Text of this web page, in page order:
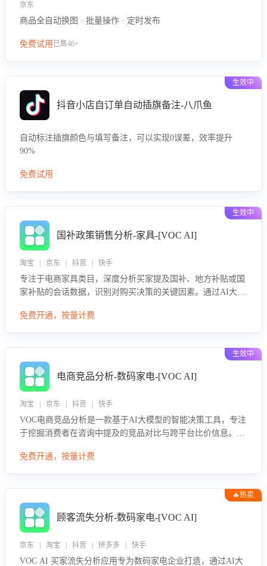
京东
商品全自动换图 · 批量操作 · 定时发布
免费试用 已售46+
生效中
抖音小店自订单自动插旗备注-八爪鱼
自动标注插旗颜色与填写备注，可以实现0误差，效率提升
90%
免费试用
生效中
国补政策销售分析-家具-[VOC AI]
淘宝 | 京东 | 抖音 | 快手
专注于电商家具类目，深度分析买家提及国补、地方补贴或国
家补贴的会话数据，识别对购买决策的关键因素。通过AI大模
略，助力商家利用国补政策提升GMV。
免费开通，按量计费
生效中
电商竞品分析-数码家电-[VOC AI]
淘宝 | 京东 | 抖音 | 快手
VOC电商竞品分析是一款基于AI大模型的智能决策工具，专注
于挖掘消费者在咨询中提及的竞品对比与跨平台比价信息。该
息，进行多维度交叉对比，并分析消费者的比价行为。通过提
免费开通，按量计费
🔥热卖
顾客流失分析-数码家电-[VOC AI]
京东 | 淘宝 | 抖音 | 拼多多 | 快手
VOC AI 买家流失分析应用专为数码家电企业打造，通过AI大